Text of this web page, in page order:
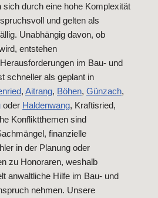
sich durch eine hohe Komplexität
und gelten als
Unabhängig davon, ob
entstehen
im Bau- und
schneller als geplant in
, Aitrang, Böhen, Günzach,
oder Haldenwang, Kraftisried,
Konfliktthemen sind
finanzielle
in der Planung oder
zu Honoraren, weshalb
anwaltliche Hilfe im Bau- und
nehmen. Unsere